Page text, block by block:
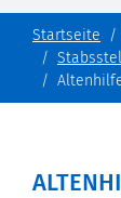
Startseite